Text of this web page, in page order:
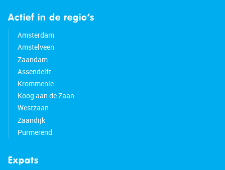
Actief in de regio’s
Amsterdam
Amstelveen
Zaandam
Assendelft
Krommenie
Koog aan de Zaan
Westzaan
Zaandijk
Purmerend
Expats